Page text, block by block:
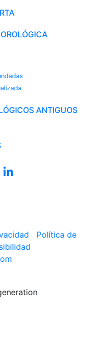
ANTIGUOS
Política de